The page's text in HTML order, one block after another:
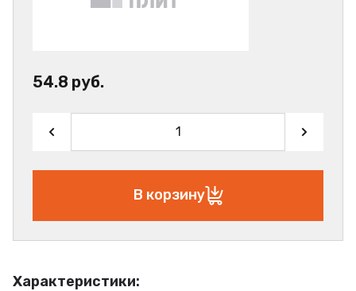
Характеристики:
54.8 руб.
В корзину